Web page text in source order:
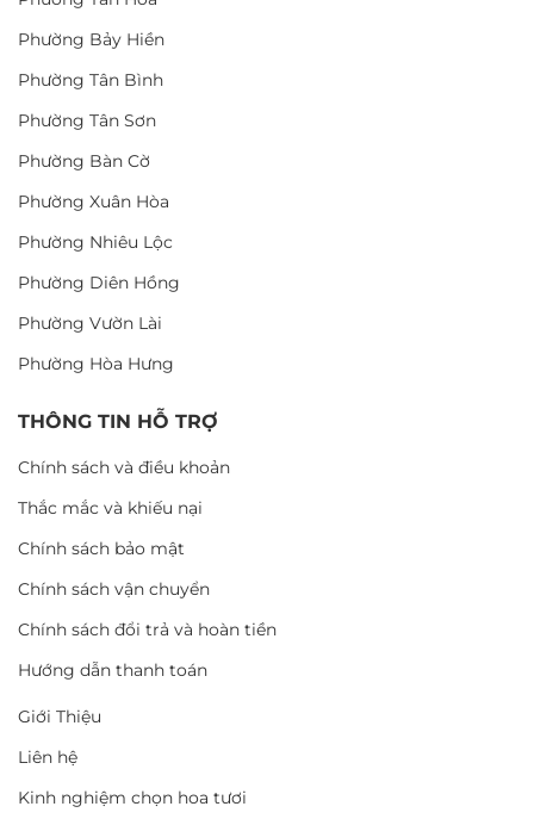
Phường Bảy Hiền
Phường Tân Bình
Phường Tân Sơn
Phường Bàn Cờ
Phường Xuân Hòa
Phường Nhiêu Lộc
Phường Diên Hồng
Phường Vườn Lài
Phường Hòa Hưng
THÔNG TIN HỖ TRỢ
Chính sách và điều khoản
Thắc mắc và khiếu nại
Chính sách bảo mật
Chính sách vận chuyển
Chính sách đổi trả và hoàn tiền
Hướng dẫn thanh toán
Giới Thiệu
Liên hệ
Kinh nghiệm chọn hoa tươi